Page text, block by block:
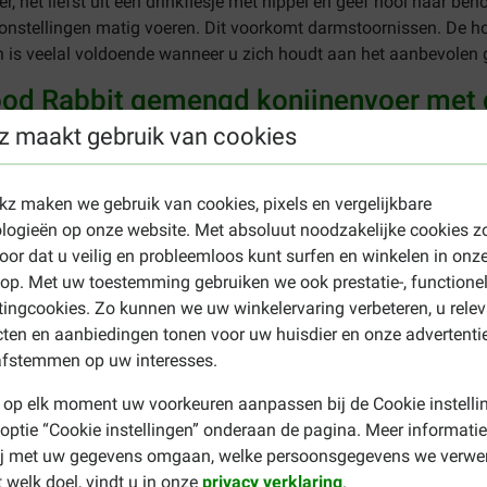
maakt gebruik van cookies
maken we gebruik van cookies, pixels en vergelijkbare
op onze website. Met absoluut noodzakelijke cookies
dat u veilig en probleemloos kunt surfen en winkelen in
Met uw toestemming gebruiken we ook prestatie-,
Zo kunnen we uw winkelervaring verbeteren, u
en aanbiedingen tonen voor uw huisdier en onze
op uw interesses.
op elk moment uw voorkeuren aanpassen bij de Cookie
“Cookie instellingen” onderaan de pagina. Meer
met uw gegevens omgaan, welke persoonsgegevens we
welk doel, vindt u in onze privacy verklaring.
matig voeren. Dit voorkomt darmstoornissen. De
veelal voldoende wanneer u zich houdt aan het aanbevolen
Rabbit gemengd konijnenvoer met
haver, sorghum, maisglutenvoer,
gebroken erwten, calciumcarbonaat, gepofte mais, gepofte
sojaolie, maismeel voorverstijfseld, zonnebloemolie,
%, ruwe as 6,2 %, calcium 0,94 %, fosfor 0,42 %, natrium 0,22
IU, 3a700 Vitamine E (all-rac-alpha-tocopheryl acetaat)
monohydraat) 40 mg, 3b502 Mangaan (Mangaan(II)oxide)
mg, 3b201 Jodium (Kaliumjodide) 0.8 mg, 3b801 Selenium
Rabbit gemengd konijnenvoer? Bekijk dan eens